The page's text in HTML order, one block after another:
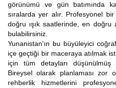
görünümü ve gün batımında
sıralarda yer alır. Profesyonel bir
doğru ışık saatlerinde, en doğru
bulabilirsiniz.
Yunanistan'ın bu büyüleyici
içe geçtiği bir maceraya atılmak
için tüm detayları
Bireysel olarak planlaması zor
rehberlik hizmetlerini